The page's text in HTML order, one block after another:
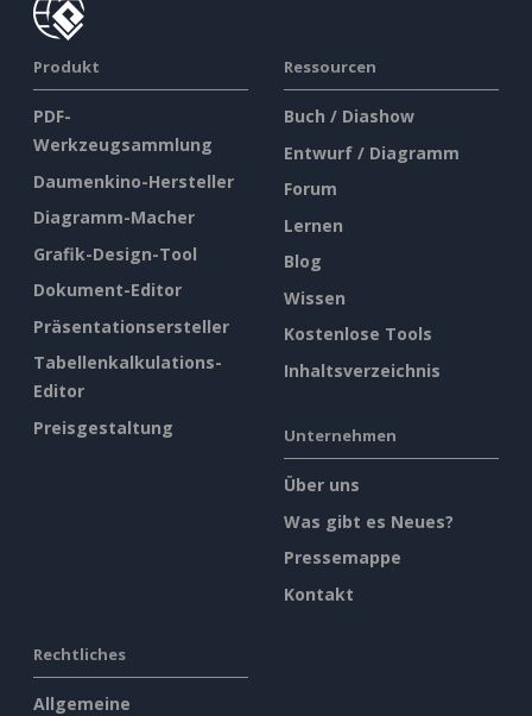
Produkt
PDF-
Werkzeugsammlung
Daumenkino-Hersteller
Diagramm-Macher
Grafik-Design-Tool
Dokument-Editor
Präsentationsersteller
Tabellenkalkulations-
Editor
Preisgestaltung
Ressourcen
Buch / Diashow
Entwurf / Diagramm
Forum
Lernen
Blog
Wissen
Kostenlose Tools
Inhaltsverzeichnis
Unternehmen
Über uns
Was gibt es Neues?
Pressemappe
Kontakt
Rechtliches
Allgemeine